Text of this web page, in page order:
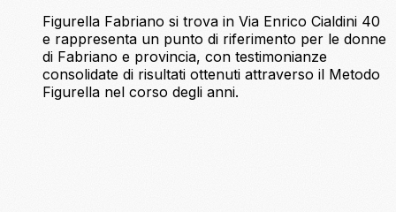
Figurella Fabriano si trova in Via Enrico Cialdini 40
e rappresenta un punto di riferimento per le donne
di Fabriano e provincia, con testimonianze
consolidate di risultati ottenuti attraverso il Metodo
Figurella nel corso degli anni.